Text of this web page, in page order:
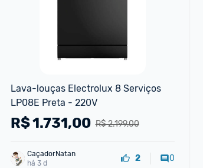
Lava-louças Electrolux 8 Serviços
LP08E Preta - 220V
R$ 2.199,00
R$1.731,00
CaçadorNatan
há 3 d
2 0